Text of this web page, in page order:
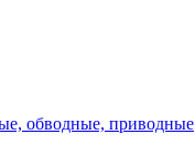
обводные, приводные